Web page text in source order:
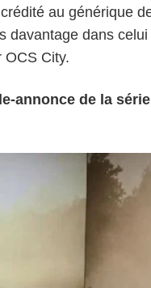
au générique
davantage dans
OCS City.
annonce de la série